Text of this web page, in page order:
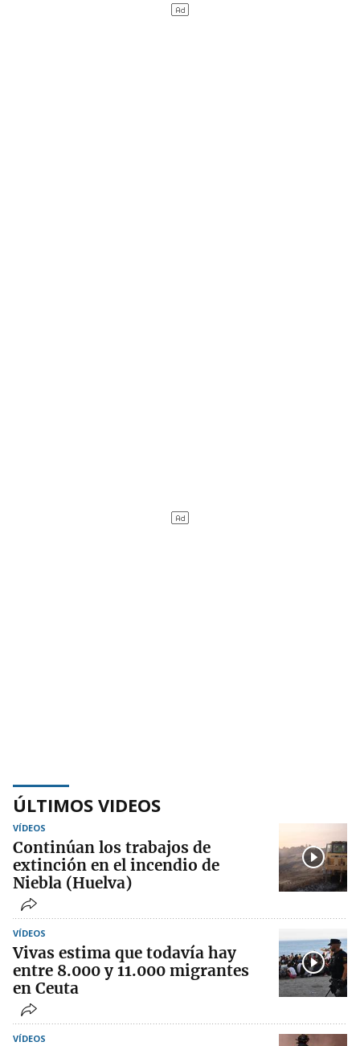
ÚLTIMOS VIDEOS
VÍDEOS
Continúan los trabajos de
extinción en el incendio de
Niebla (Huelva)
VÍDEOS
Vivas estima que todavía hay
entre 8.000 y 11.000 migrantes
en Ceuta
VÍDEOS